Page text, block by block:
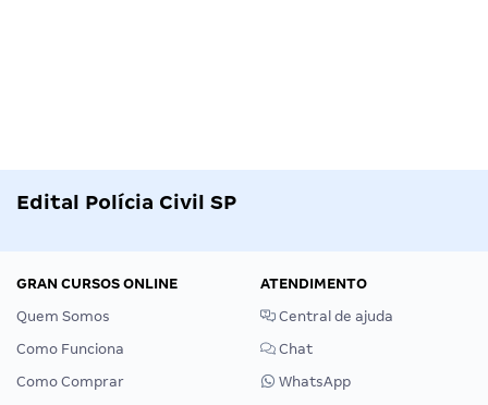
Edital Polícia Civil SP
GRAN CURSOS ONLINE
Quem Somos
Como Funciona
Como Comprar
ATENDIMENTO
Central de ajuda
Chat
WhatsApp